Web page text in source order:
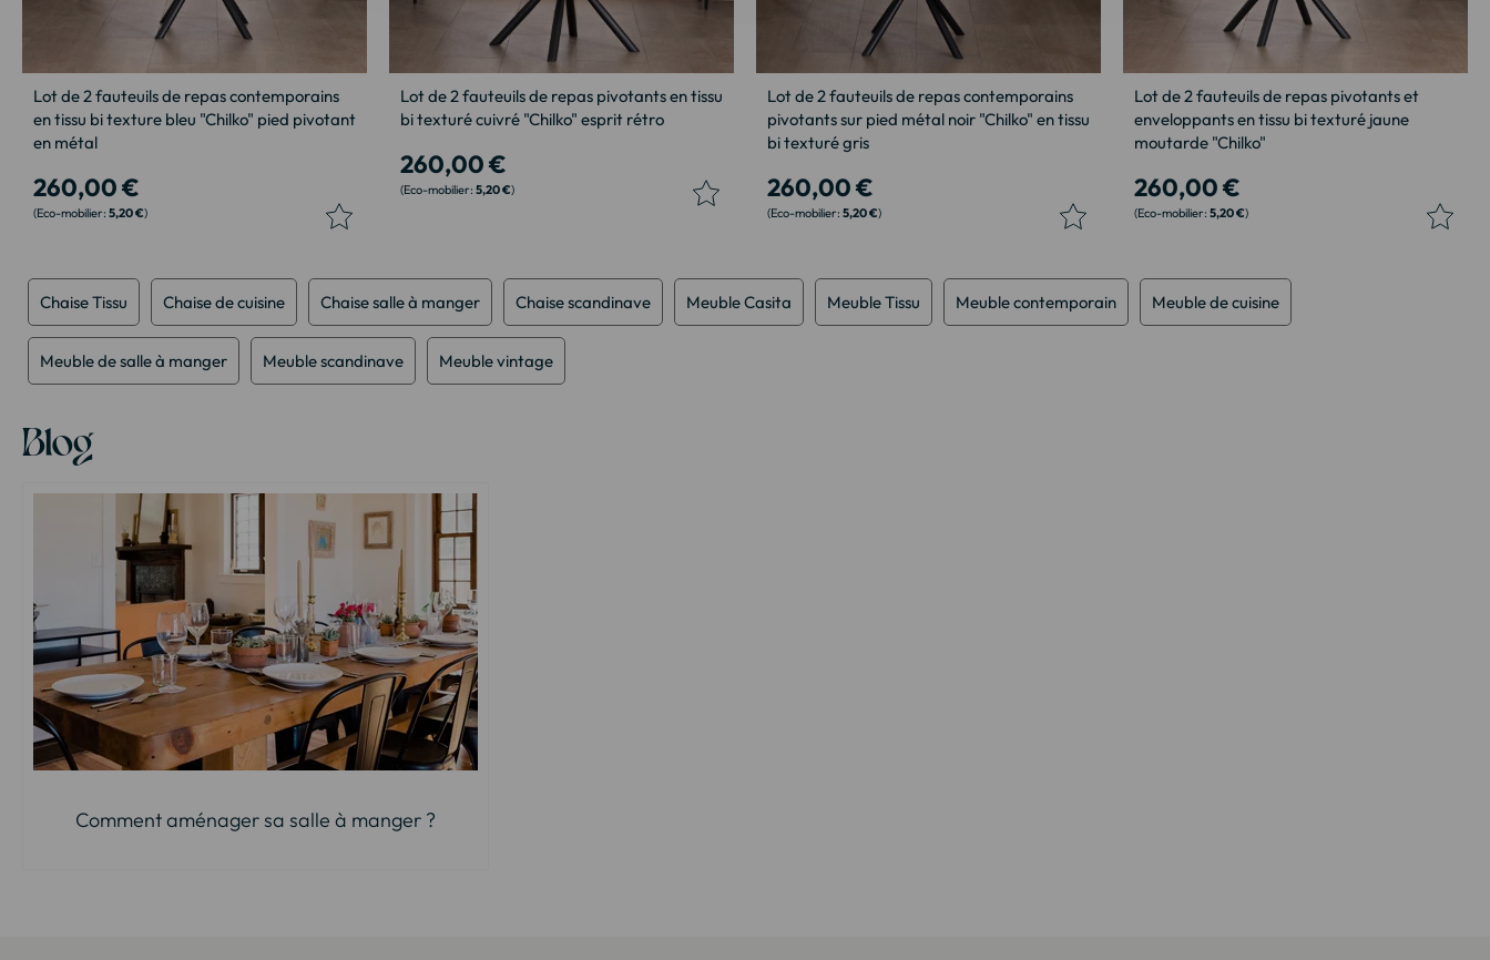
Lot de 2 fauteuils de repas contemporains
en tissu bi texture bleu "Chilko" pied pivotant
en métal
260,00 €
5,20 €
Lot de 2 fauteuils de repas pivotants en tissu
bi texturé cuivré "Chilko" esprit rétro
260,00 €
5,20 €
Lot de 2 fauteuils de repas contemporains
pivotants sur pied métal noir "Chilko" en tissu
bi texturé gris
260,00 €
5,20 €
Lot de 2 fauteuils de repas pivotants et
enveloppants en tissu bi texturé jaune
moutarde "Chilko"
260,00 €
5,20 €
Chaise Tissu Chaise de cuisine Chaise salle à manger Chaise scandinave Meuble Casita Meuble Tissu Meuble contemporain Meuble de cuisine
Meuble de salle à manger Meuble scandinave Meuble vintage
Blog
Comment aménager sa salle à manger ?